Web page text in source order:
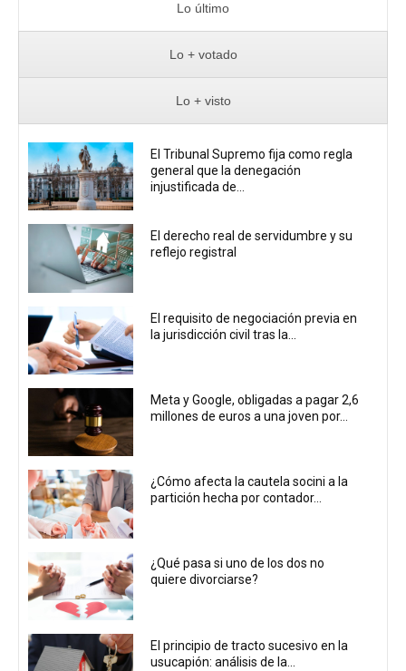
Lo último
Lo + votado
Lo + visto
El Tribunal Supremo fija como regla
general que la denegación
injustificada de...
El derecho real de servidumbre y su
reflejo registral
El requisito de negociación previa en
la jurisdicción civil tras la...
Meta y Google, obligadas a pagar 2,6
millones de euros a una joven por...
¿Cómo afecta la cautela socini a la
partición hecha por contador...
¿Qué pasa si uno de los dos no
quiere divorciarse?
El principio de tracto sucesivo en la
usucapión: análisis de la...